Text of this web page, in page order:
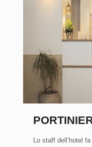
Lo staff dell’hotel